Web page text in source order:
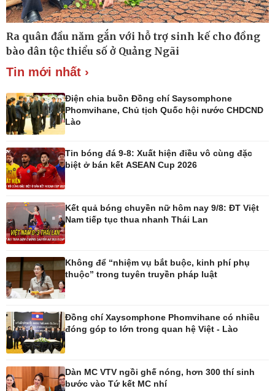
Kinh tế
Bất động sản
Khởi nghiệp
Thị trường
Giá vàng
Tiêu dùng
Tỷ giá
Pháp luật
Vụ án
Tin nóng
Tư vấn luật
Thể thao
Bóng đá Việt Nam
Thế giới thể thao
Ô tô - Xe máy
Xe máy
Tư vấn
Doanh nghiệp 24h
Doanh nhân
Ra quân đầu năm gắn với hỗ trợ sinh kế cho đồng
bào dân tộc thiểu số ở Quảng Ngãi
Tin mới nhất ›
Điện chia buồn Đồng chí Saysomphone
Phomvihane, Chủ tịch Quốc hội nước CHDCND
Lào
Tin bóng đá 9-8: Xuất hiện điều vô cùng đặc
biệt ở bán kết ASEAN Cup 2026
Kết quả bóng chuyền nữ hôm nay 9/8: ĐT Việt
Nam tiếp tục thua nhanh Thái Lan
Không để “nhiệm vụ bắt buộc, kinh phí phụ
thuộc” trong tuyên truyền pháp luật
Đồng chí Xaysomphone Phomvihane có nhiều
đóng góp to lớn trong quan hệ Việt - Lào
Dàn MC VTV ngồi ghế nóng, hơn 300 thí sinh
bước vào Tứ kết MC nhí